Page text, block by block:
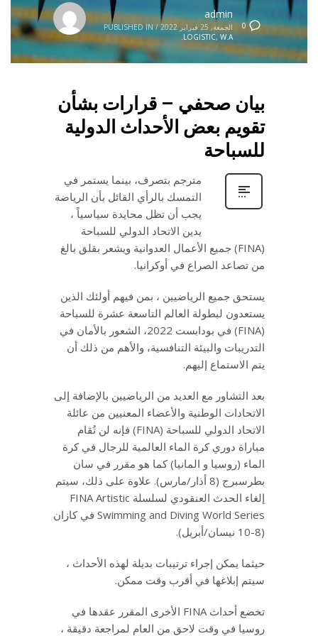
0
admin
الجمعة, 25 فبراير 2022 /
PUBLISHED IN
LOGISTIC,W.A.
بيان صحفي – قرارات بشأن
تقويم بعض الأحداث الدولية
للسباحة
مترجم بتصرف، بينما يستمر في
التمسك بالرأي القائل بأن الرياضة
يجب أن تظل محايدة سياسياً ،
يدين الاتحاد الدولي للسباحة
(FINA) جميع الأعمال العدوانية ويشعر بقلق بالغ
من تصاعد الصراع في أوكرانيا.
يستحق جميع الرياضيين ، بمن فيهم أولئك الذين
يستعدون لبطولة العالم التاسعة عشرة للسباحة
(FINA) في بودابست 2022، الشعور بالأمان في
التدريبات والبيئة التنافسية، والأهم من ذلك أن
يتم الاستماع إليهم.
بعد التشاور مع العديد من الرياضيين بالإضافة إلى
الاتحادات الوطنية والأعضاء المعنيين من عائلة
الاتحاد الدولي للسباحة (FINA) فإنه لن تُقام
مباراة دوري كرة الماء العالمية للرجال في كرة
الماء (روسيا و المانيا) كما هو مقرر في سان
بطرسبرج (8 أذار/مارس). علاوة على ذلك، سيتم
إلغاء الحدث العنقودي لسلسلة FINA Artistic
Swimming and Diving World Series في كازان
(8-10 نيسان/أبريل).
حيثما يمكن إجراء ترتيبات بديلة لهذه الأحداث ،
سيتم إبلاغها في أقرب وقت ممكن.
تخضع أحداث FINA الأخرى المقرر عقدها في
روسيا في وقت لاحق من العام لمراجعة دقيقة ،